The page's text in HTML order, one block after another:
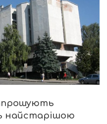
найстарішою